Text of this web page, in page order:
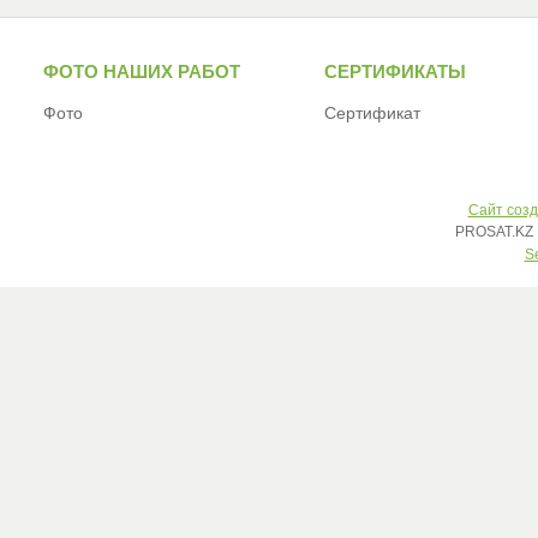
ФОТО НАШИХ РАБОТ
Фото
СЕРТИФИКАТЫ
Сертификат
Сайт